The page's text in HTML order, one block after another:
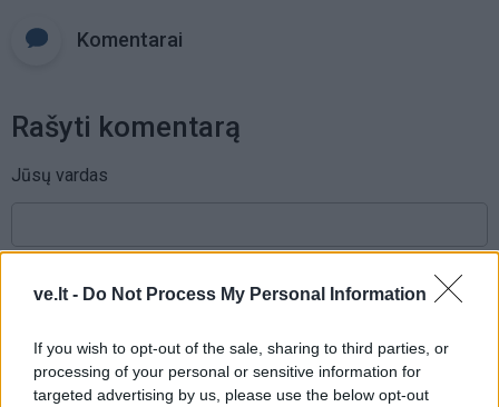
ve.lt - Do Not Process My Personal Information
If you wish to opt-out of the sale, sharing to third parties, or
processing of your personal or sensitive information for
targeted advertising by us, please use the below opt-out
Komentarai
Rašyti komentarą
Jūsų vardas